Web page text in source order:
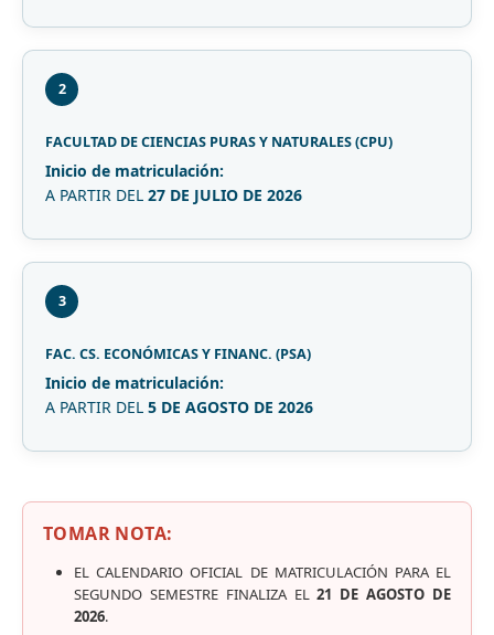
2
FACULTAD DE CIENCIAS PURAS Y NATURALES (CPU)
Inicio de matriculación:
A PARTIR DEL 27 DE JULIO DE 2026
3
FAC. CS. ECONÓMICAS Y FINANC. (PSA)
Inicio de matriculación:
A PARTIR DEL 5 DE AGOSTO DE 2026
TOMAR NOTA:
EL CALENDARIO OFICIAL DE MATRICULACIÓN PARA EL
SEGUNDO SEMESTRE FINALIZA EL21 DE AGOSTO DE
2026.